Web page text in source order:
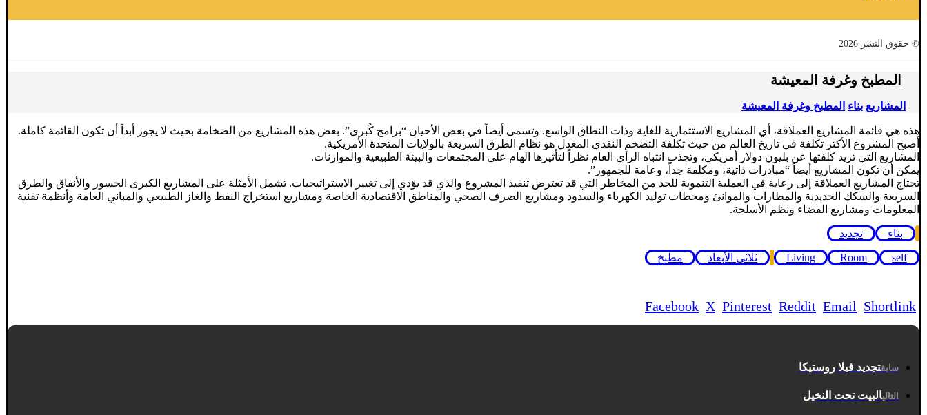
© حقوق النشر 2026
المطبخ وغرفة المعيشة
المشاريع بناء المطبخ وغرفة المعيشة
هذه هي قائمة المشاريع العملاقة، أي المشاريع الاستثمارية للغاية وذات النطاق الواسع. وتسمى أيضاً في بعض الأحيان “برامج كُبرى”. بعض هذه المشاريع من الضخامة بحيث لا يجوز أبداً أن تكون القائمة كاملة.
أصبح المشروع الأكثر تكلفة في تاريخ العالم من حيث تكلفة التضخم النقدي المعدل هو نظام الطرق السريعة بالولايات المتحدة الأمريكية.
المشاريع التي تزيد كلفتها عن بليون دولار أمريكي، وتجذب انتباه الرأي العام نظراً لتأثيرها الهام على المجتمعات والبيئة الطبيعية والموازنات.
يمكن أن تكون المشاريع أيضاً “مبادرات ذاتية، ومكلفة جداً، وعامة للجمهور”.
تحتاج المشاريع العملاقة إلى رعاية في العملية التنموية للحد من المخاطر التي قد تعترض تنفيذ المشروع والذي قد يؤدي إلى تغيير الاستراتيجيات. تشمل الأمثلة على المشاريع الكبرى الجسور والأنفاق والطرق
السريعة والسكك الحديدية والمطارات والموانئ ومحطات توليد الكهرباء والسدود ومشاريع الصرف الصحي والمناطق الاقتصادية الخاصة ومشاريع استخراج النفط والغاز الطبيعي والمباني العامة وأنظمة تقنية
المعلومات ومشاريع الفضاء ونظم الأسلحة.
بناء تجديد
Living Room self ثلاثي الأبعاد مطبخ
Facebook X Pinterest Reddit Email Shortlink
سابقتجديد فيلا روستيكا
التاليالبيت تحت النخيل